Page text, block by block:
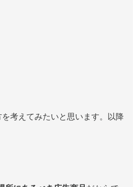
考えてみたいと思います。以降